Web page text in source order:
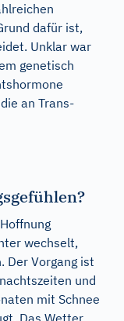
dafür ist,
Unklar war
genetisch
an Trans-
wechselt,
Der Vorgang ist
und
mit Schnee